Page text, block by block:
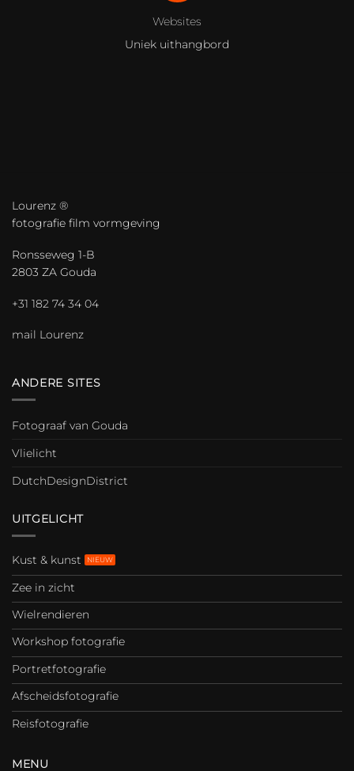
Websites
Uniek uithangbord
Lourenz ®
fotografie film vormgeving
Ronsseweg 1-B
2803 ZA Gouda
+31 182 74 34 04
mail Lourenz
ANDERE SITES
Fotograaf van Gouda
Vlielicht
DutchDesignDistrict
UITGELICHT
Kust & kunst
Zee in zicht
Wielrendieren
Workshop fotografie
Portretfotografie
Afscheidsfotografie
Reisfotografie
MENU